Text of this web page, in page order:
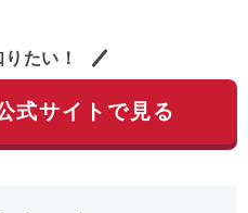
たい！
式サイトで見る